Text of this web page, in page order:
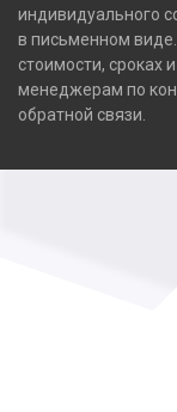
индивидуального
в письменном
стоимости, сроках
менеджерам по
обратной связи.